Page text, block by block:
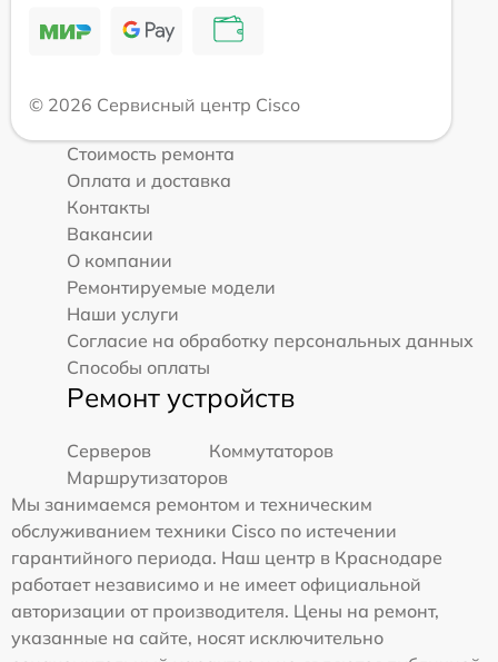
© 2026 Сервисный центр Cisco
Стоимость ремонта
Оплата и доставка
Контакты
Вакансии
О компании
Ремонтируемые модели
Наши услуги
Согласие на обработку персональных данных
Способы оплаты
Ремонт устройств
Серверов
Коммутаторов
Маршрутизаторов
Мы занимаемся ремонтом и техническим
обслуживанием техники Cisco по истечении
гарантийного периода. Наш центр в Краснодаре
работает независимо и не имеет официальной
авторизации от производителя. Цены на ремонт,
указанные на сайте, носят исключительно